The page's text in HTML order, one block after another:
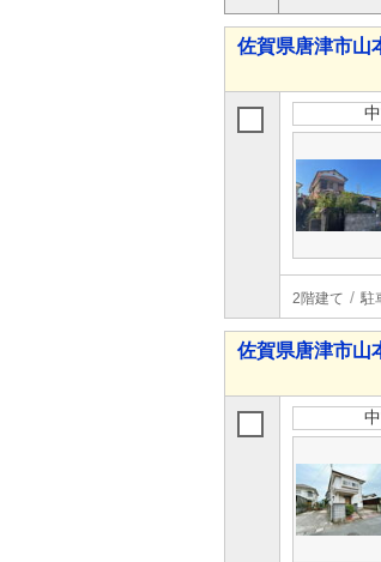
佐賀県唐津市山
2階建て 駐
佐賀県唐津市山